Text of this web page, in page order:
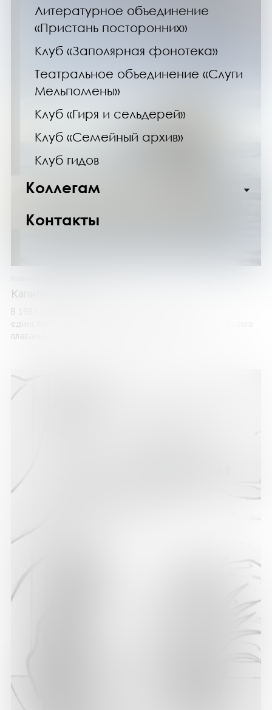
Литературное объединение
«Пристань посторонних»
Клуб «Заполярная фонотека»
Театральное объединение «Слуги
Мельпомены»
Клуб «Гиря и сельдерей»
Клуб «Семейный архив»
Клуб гидов
Коллегам
Контакты
Капитан Людмила
В 1987 г. Людмила Анатольевна Тибряева стала
единственной в России женщиной-капитаном арктического
плаванья. 20 лет она шла к этой цели, и 20 лет ...